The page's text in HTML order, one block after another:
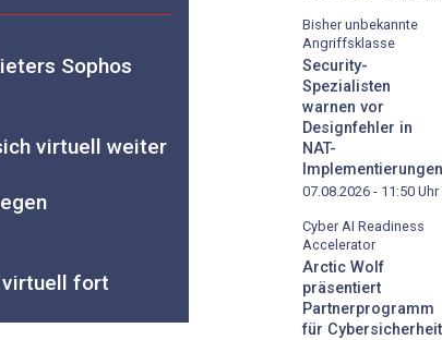
Sophos
virtuell weiter
virtuell fort
Bisher unbekannte
Angriffsklasse
Security-
Spezialisten
warnen vor
Designfehler in
NAT-
Implementierungen
07.08.2026 - 11:50 Uhr
Cyber AI Readiness
Accelerator
Arctic Wolf
präsentiert
Partnerprogramm
für Cybersicherheit